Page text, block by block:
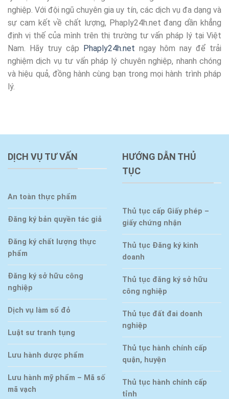
nghiệp. Với đội ngũ chuyên gia uy tín, các dịch vụ đa dạng và
sự cam kết về chất lượng, Phaply24h.net đang dần khẳng
định vị thế của mình trên thị trường tư vấn pháp lý tại Việt
Nam. Hãy truy cập
Phaply24h.net ngay hôm nay để trải
nghiệm dịch vụ tư vấn pháp lý chuyên nghiệp, nhanh chóng
và hiệu quả, đồng hành cùng bạn trong mọi hành trình pháp
lý.
DỊCH VỤ TƯ VẤN
An toàn thực phẩm
Đăng ký bản quyền tác giả
Đăng ký chất lượng thực
phẩm
Đăng ký sở hữu công
nghiệp
Dịch vụ làm sổ đỏ
Luật sư tranh tụng
Lưu hành dược phẩm
Lưu hành mỹ phẩm – Mã số
mã vạch
HƯỚNG DẪN THỦ
TỤC
Thủ tục cấp Giấy phép –
giấy chứng nhận
Thủ tục Đăng ký kinh
doanh
Thủ tục đăng ký sở hữu
công nghiệp
Thủ tục đất đai doanh
nghiệp
Thủ tục hành chính cấp
quận, huyện
Thủ tục hành chính cấp
tỉnh